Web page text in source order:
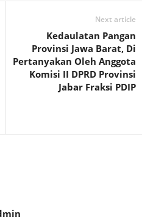
Next article
Kedaulatan Pangan
Provinsi Jawa Barat, Di
Pertanyakan Oleh Anggota
Komisi II DPRD Provinsi
Jabar Fraksi PDIP